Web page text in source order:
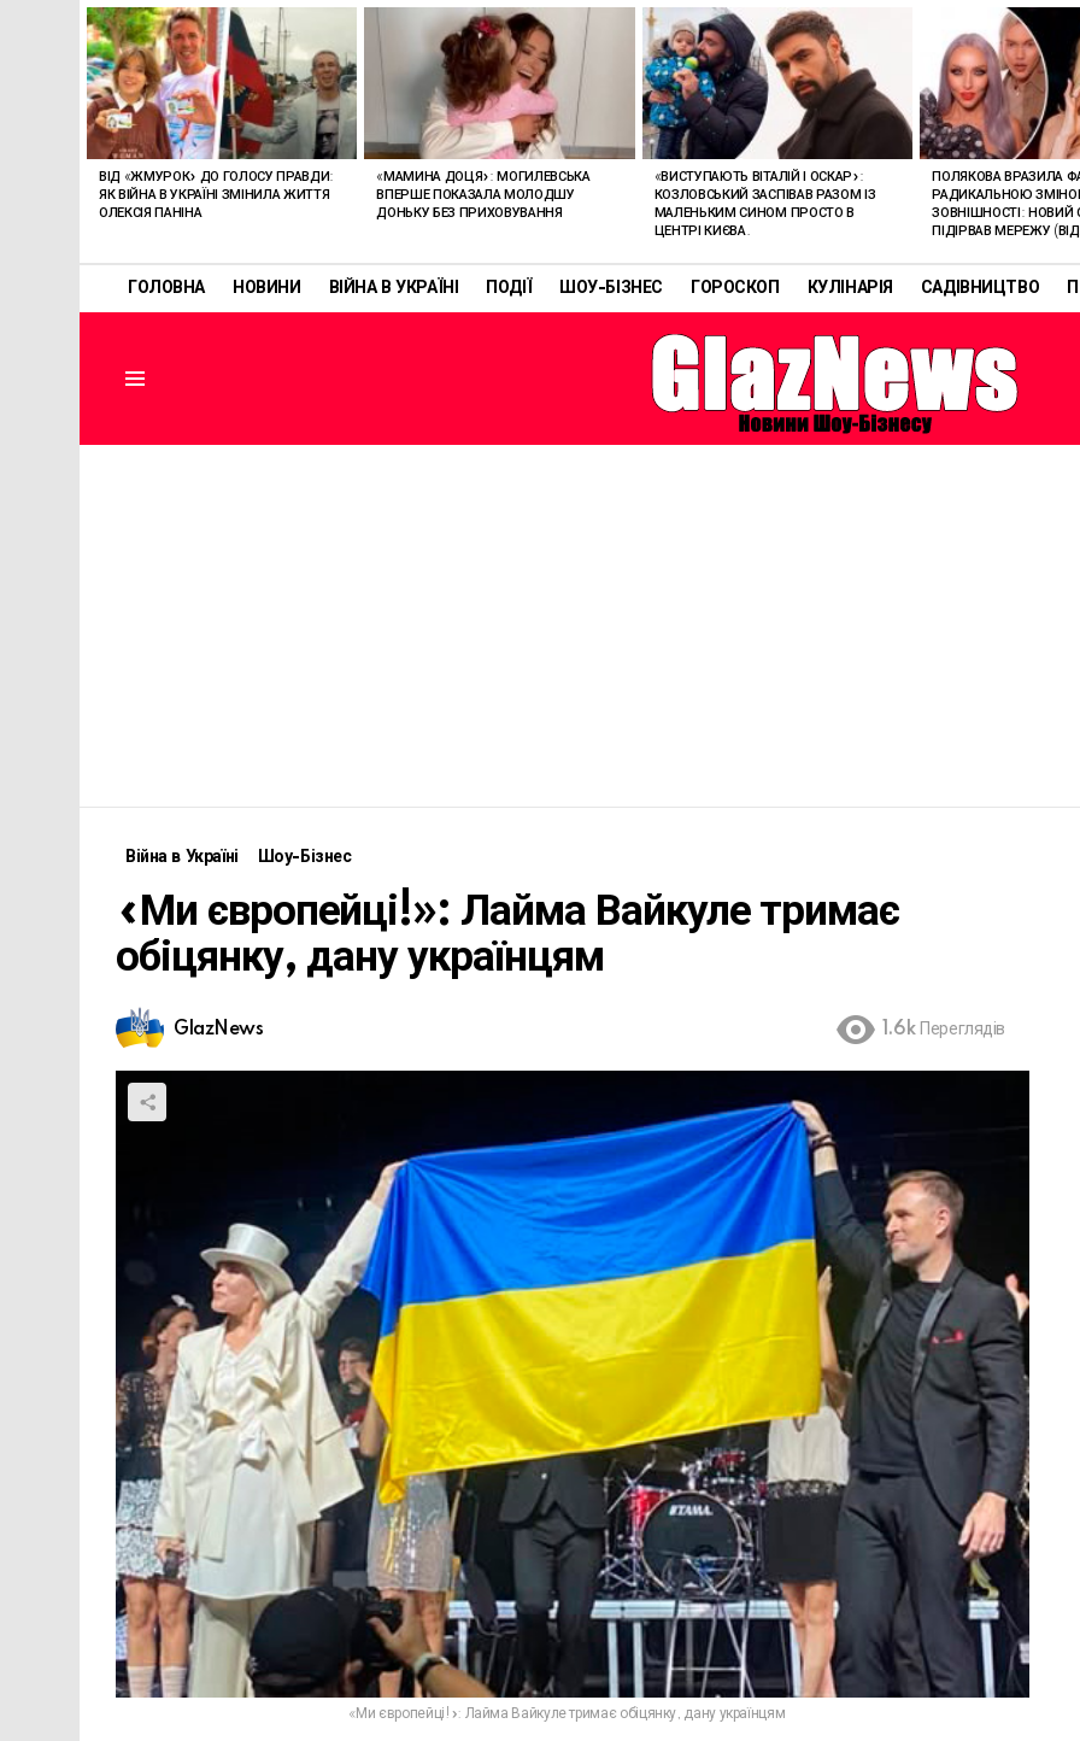
ГОЛОВНА НОВИНИ ВІЙНА В УКРАЇНІ ПОДІЇ ШОУ-БІЗНЕС ГОРОСКОП КУЛІНАРІЯ САДІВНИЦТВО
ОСТАННІ
СТАТТІ
ВІД «ЖМУРОК» ДО ГОЛОСУ ПРАВДИ:
ЯК ВІЙНА В УКРАЇНІ ЗМІНИЛА ЖИТТЯ
ОЛЕКСІЯ ПАНІНА
«МАМИНА ДОЦЯ»: МОГИЛЕВСЬКА
ВПЕРШЕ ПОКАЗАЛА МОЛОДШУ
ДОНЬКУ БЕЗ ПРИХОВУВАННЯ
«ВИСТУПАЮТЬ ВІТАЛІЙ І ОСКАР»:
КОЗЛОВСЬКИЙ ЗАСПІВАВ РАЗОМ ІЗ
МАЛЕНЬКИМ СИНОМ ПРОСТО В
ЦЕНТРІ КИЄВА.
ПОЛЯКОВА ВРАЗИЛА
РАДИКАЛЬНОЮ
ЗОВНІШНОСТІ: НОВИЙ
ПІДІРВАВ МЕРЕЖУ
Війна в Україні Шоу-Бізнес
«Ми європейці!»: Лайма Вайкуле тримає
обіцянку, дану українцям
GlazNews 1.6k Переглядів
«Ми європейці!»: Лайма Вайкуле тримає обіцянку, дану українцям